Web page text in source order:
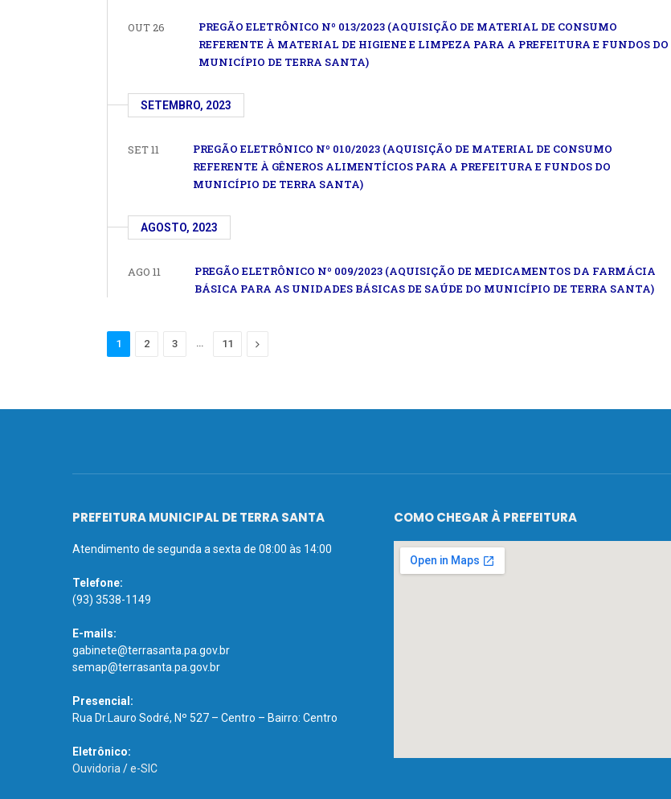
OUT 26
PREGÃO ELETRÔNICO Nº 013/2023 (AQUISIÇÃO DE MATERIAL DE CONSUMO
REFERENTE À MATERIAL DE HIGIENE E LIMPEZA PARA A PREFEITURA E FUNDOS DO
MUNICÍPIO DE TERRA SANTA)
SETEMBRO, 2023
SET 11
PREGÃO ELETRÔNICO Nº 010/2023 (AQUISIÇÃO DE MATERIAL DE CONSUMO
REFERENTE À GÊNEROS ALIMENTÍCIOS PARA A PREFEITURA E FUNDOS DO
MUNICÍPIO DE TERRA SANTA)
AGOSTO, 2023
AGO 11
PREGÃO ELETRÔNICO Nº 009/2023 (AQUISIÇÃO DE MEDICAMENTOS DA FARMÁCIA
BÁSICA PARA AS UNIDADES BÁSICAS DE SAÚDE DO MUNICÍPIO DE TERRA SANTA)
1 2 3 … 11 Proximo
PREFEITURA MUNICIPAL DE TERRA SANTA
Atendimento de segunda a sexta de 08:00 às 14:00
Telefone:
(93) 3538-1149
E-mails:
gabinete@terrasanta.pa.gov.br
semap@terrasanta.pa.gov.br
Presencial:
Rua Dr.Lauro Sodré, Nº 527 – Centro – Bairro: Centro
Eletrônico:
Ouvidoria /e-SIC
COMO CHEGAR À PREFEITURA